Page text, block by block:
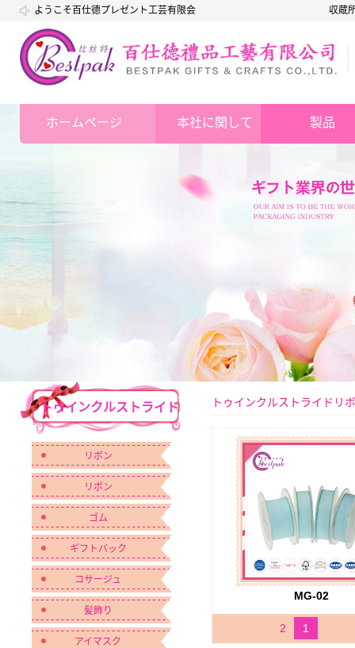
ようこそ百仕德プレゼント工芸有限会
収蔵
ホームページ 本社に関して 製品
トゥインクルストライド
リボン
リボン
リボン
ゴム
ギフトバック
コサージュ
髪飾り
アイマスク
トゥインクルストライドリ
MG-02
2 1